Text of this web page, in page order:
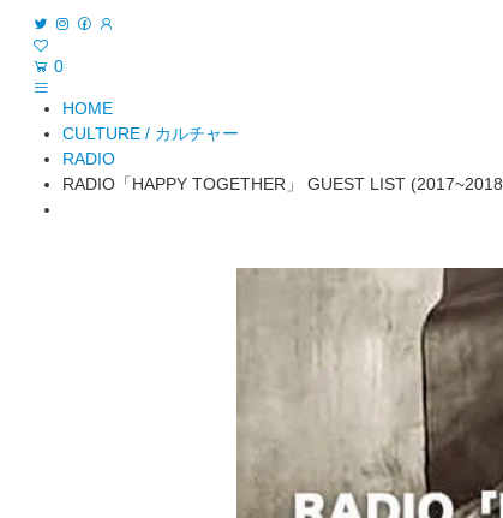
0
HOME
CULTURE / カルチャー
RADIO
RADIO「HAPPY TOGETHER」 GUEST LIST